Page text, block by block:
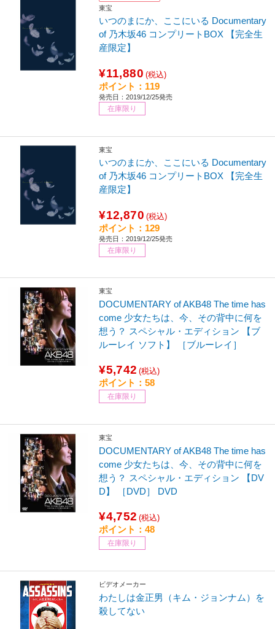
東宝
いつのまにか、ここにいる Documentary
of 乃木坂46 コンプリートBOX 【完全生
産限定】
¥11,880 (税込)
ポイント：119
発売日：2019/12/25発売
在庫限り
東宝
いつのまにか、ここにいる Documentary
of 乃木坂46 コンプリートBOX 【完全生
産限定】
¥12,870 (税込)
ポイント：129
発売日：2019/12/25発売
在庫限り
東宝
DOCUMENTARY of AKB48 The time has
come 少女たちは、今、その背中に何を
想う？ スペシャル・エディション 【ブ
ルーレイ ソフト】 ［ブルーレイ］
¥5,742 (税込)
ポイント：58
在庫限り
東宝
DOCUMENTARY of AKB48 The time has
come 少女たちは、今、その背中に何を
想う？ スペシャル・エディション 【DV
D】 ［DVD］ DVD
¥4,752 (税込)
ポイント：48
在庫限り
ビデオメーカー
わたしは金正男（キム・ジョンナム）を
殺してない